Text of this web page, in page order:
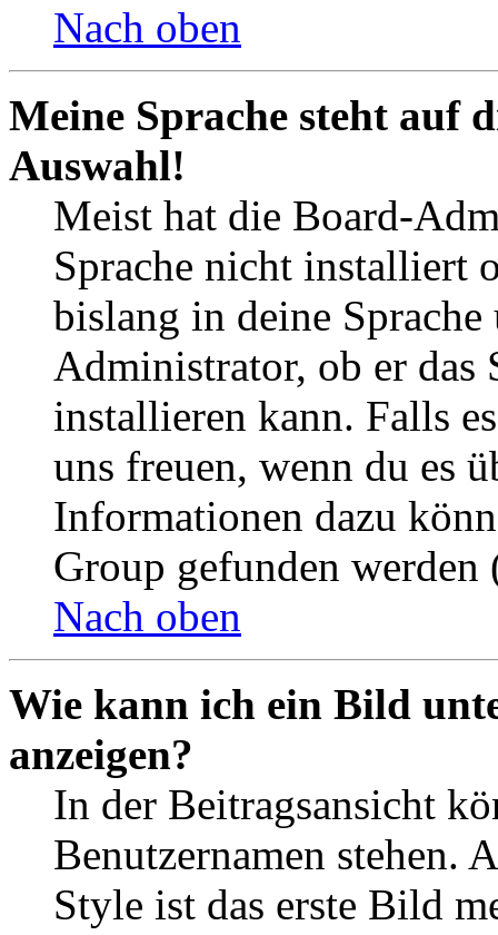
Nach oben
Meine Sprache steht auf
Auswahl!
Meist hat die Board-
Sprache nicht installiert
bislang in deine
Administrator, ob er das
installieren kann. Falls
uns freuen, wenn du es
Informationen dazu
Group gefunden
Nach oben
Wie kann ich ein Bild
anzeigen?
In der Beitragsansicht
Benutzernamen stehen.
Style ist das erste Bild